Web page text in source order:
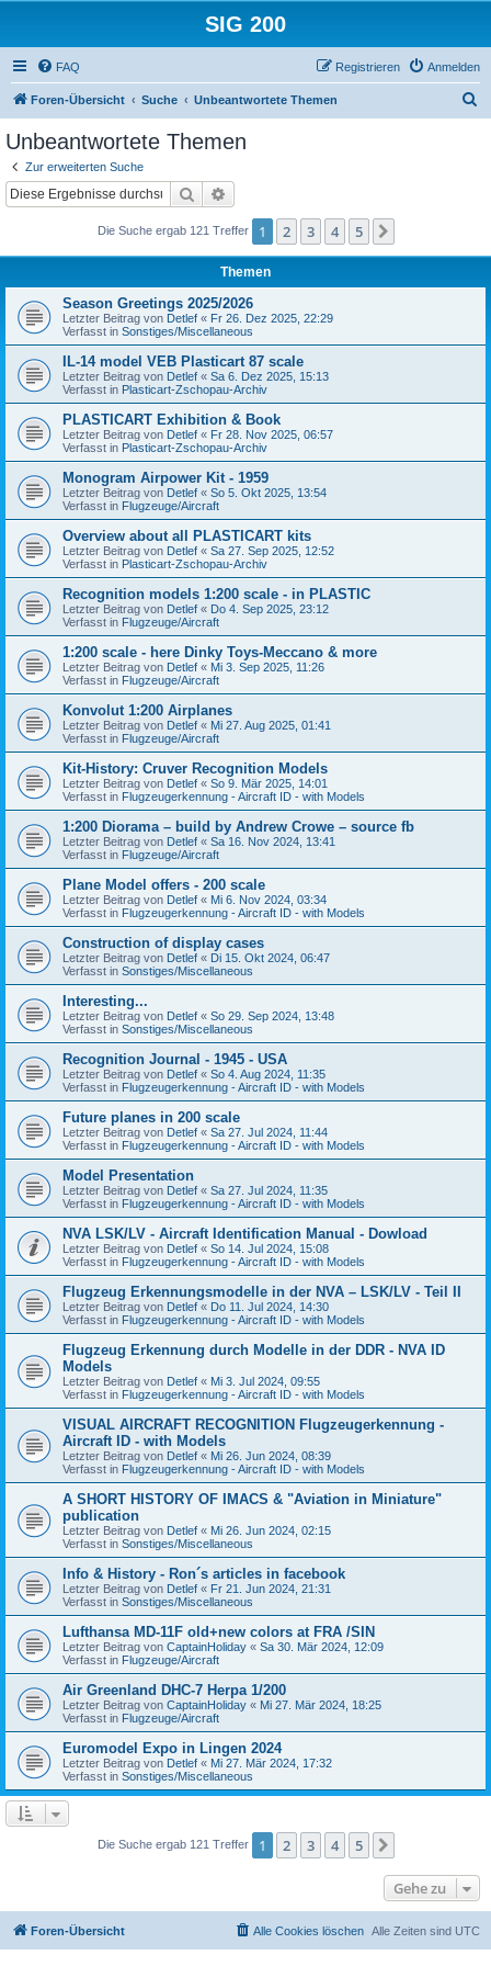
SIG 200
FAQ Anmelden
Registrieren
Foren-Übersicht Suche Unbeantwortete Themen
Unbeantwortete Themen
Zur erweiterten Suche
Suche
Die Suche ergab 121 Treffer 1 2 3 4 5
Themen
Season Greetings 2025/2026
Letzter Beitrag von Detlef « Fr 26. Dez 2025, 22:29
Verfasst in Sonstiges/Miscellaneous
IL-14 model VEB Plasticart 87 scale
Letzter Beitrag von Detlef « Sa 6. Dez 2025, 15:13
Verfasst in Plasticart-Zschopau-Archiv
PLASTICART Exhibition & Book
Letzter Beitrag von Detlef « Fr 28. Nov 2025, 06:57
Verfasst in Plasticart-Zschopau-Archiv
Monogram Airpower Kit - 1959
Letzter Beitrag von Detlef « So 5. Okt 2025, 13:54
Verfasst in Flugzeuge/Aircraft
Overview about all PLASTICART kits
Letzter Beitrag von Detlef « Sa 27. Sep 2025, 12:52
Verfasst in Plasticart-Zschopau-Archiv
Recognition models 1:200 scale - in PLASTIC
Letzter Beitrag von Detlef « Do 4. Sep 2025, 23:12
Verfasst in Flugzeuge/Aircraft
1:200 scale - here Dinky Toys-Meccano & more
Letzter Beitrag von Detlef « Mi 3. Sep 2025, 11:26
Verfasst in Flugzeuge/Aircraft
Konvolut 1:200 Airplanes
Letzter Beitrag von Detlef « Mi 27. Aug 2025, 01:41
Verfasst in Flugzeuge/Aircraft
Kit-History: Cruver Recognition Models
Letzter Beitrag von Detlef « So 9. Mär 2025, 14:01
Verfasst in Flugzeugerkennung - Aircraft ID - with Models
1:200 Diorama – build by Andrew Crowe – source fb
Letzter Beitrag von Detlef « Sa 16. Nov 2024, 13:41
Verfasst in Flugzeuge/Aircraft
Plane Model offers - 200 scale
Letzter Beitrag von Detlef « Mi 6. Nov 2024, 03:34
Verfasst in Flugzeugerkennung - Aircraft ID - with Models
Construction of display cases
Letzter Beitrag von Detlef « Di 15. Okt 2024, 06:47
Verfasst in Sonstiges/Miscellaneous
Interesting...
Letzter Beitrag von Detlef « So 29. Sep 2024, 13:48
Verfasst in Sonstiges/Miscellaneous
Recognition Journal - 1945 - USA
Letzter Beitrag von Detlef « So 4. Aug 2024, 11:35
Verfasst in Flugzeugerkennung - Aircraft ID - with Models
Future planes in 200 scale
Letzter Beitrag von Detlef « Sa 27. Jul 2024, 11:44
Verfasst in Flugzeugerkennung - Aircraft ID - with Models
Model Presentation
Letzter Beitrag von Detlef « Sa 27. Jul 2024, 11:35
Verfasst in Flugzeugerkennung - Aircraft ID - with Models
NVA LSK/LV - Aircraft Identification Manual - Dowload
Letzter Beitrag von Detlef « So 14. Jul 2024, 15:08
Verfasst in Flugzeugerkennung - Aircraft ID - with Models
Flugzeug Erkennungsmodelle in der NVA – LSK/LV - Teil II
Letzter Beitrag von Detlef « Do 11. Jul 2024, 14:30
Verfasst in Flugzeugerkennung - Aircraft ID - with Models
Flugzeug Erkennung durch Modelle in der DDR - NVA ID
Models
Letzter Beitrag von Detlef « Mi 3. Jul 2024, 09:55
Verfasst in Flugzeugerkennung - Aircraft ID - with Models
VISUAL AIRCRAFT RECOGNITION Flugzeugerkennung -
Aircraft ID - with Models
Letzter Beitrag von Detlef « Mi 26. Jun 2024, 08:39
Verfasst in Flugzeugerkennung - Aircraft ID - with Models
A SHORT HISTORY OF IMACS & "Aviation in Miniature"
publication
Letzter Beitrag von Detlef « Mi 26. Jun 2024, 02:15
Verfasst in Sonstiges/Miscellaneous
Info & History - Ron´s articles in facebook
Letzter Beitrag von Detlef « Fr 21. Jun 2024, 21:31
Verfasst in Sonstiges/Miscellaneous
Lufthansa MD-11F old+new colors at FRA /SIN
Letzter Beitrag von CaptainHoliday « Sa 30. Mär 2024, 12:09
Verfasst in Flugzeuge/Aircraft
Air Greenland DHC-7 Herpa 1/200
Letzter Beitrag von CaptainHoliday « Mi 27. Mär 2024, 18:25
Verfasst in Flugzeuge/Aircraft
Euromodel Expo in Lingen 2024
Letzter Beitrag von Detlef « Mi 27. Mär 2024, 17:32
Verfasst in Sonstiges/Miscellaneous
Die Suche ergab 121 Treffer 1 2 3 4 5
Gehe zu
Foren-Übersicht Alle Zeiten sind UTC
Alle Cookies löschen